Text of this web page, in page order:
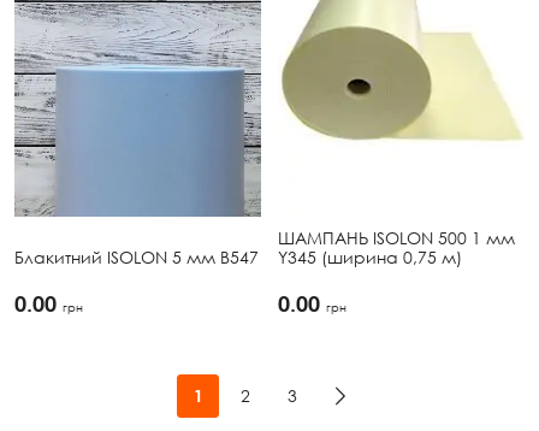
Блакитний ISOLON 5 мм В547
0.00 грн
ШАМПАНЬ ISOLON 500 1 мм
Y345 (ширина 0,75 м)
0.00 грн
1 2 3